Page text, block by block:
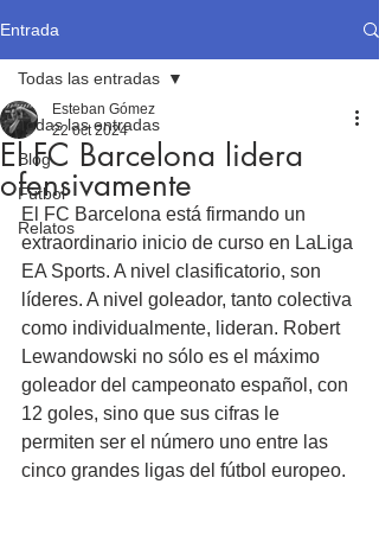
Entrada
Todas las entradas
Blog
Fútbol
Relatos
Todas las entradas
El FC Barcelona lidera
ofensivamente
Esteban Gómez
22 oct 2024
El FC Barcelona está firmando un
extraordinario inicio de curso en LaLiga
EA Sports. A nivel clasificatorio, son
líderes. A nivel goleador, tanto colectiva
como individualmente, lideran. Robert
Lewandowski no sólo es el máximo
goleador del campeonato español, con
12 goles, sino que sus cifras le
permiten ser el número uno entre las
cinco grandes ligas del fútbol europeo.